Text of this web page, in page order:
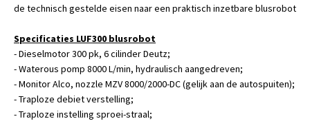
de technisch gestelde eisen naar een praktisch inzetbare blusrobot
Specificaties LUF300 blusrobot
- Dieselmotor 300 pk, 6 cilinder Deutz;
- Waterous pomp 8000 L/min, hydraulisch aangedreven;
- Monitor Alco, nozzle MZV 8000/2000-DC (gelijk aan de autospuiten);
- Traploze debiet verstelling;
- Traploze instelling sproei-straal;